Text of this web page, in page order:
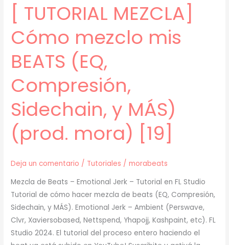
mora)[ TUTORIAL MEZCLA]
Cómo mezclo mis
BEATS (EQ,
Compresión,
Sidechain, y MÁS)
(prod. mora) [19]
Deja un comentario / Tutoriales /morabeats
Mezcla de Beats – Emotional Jerk – Tutorial en FL Studio
Tutorial de cómo hacer mezcla de beats (EQ, Compresión,
Sidechain, y MÁS). Emotional Jerk – Ambient (Perswave,
Clvr, Xaviersobased, Nettspend, Yhapojj, Kashpaint, etc). FL
Studio 2024. El tutorial del proceso entero haciendo el